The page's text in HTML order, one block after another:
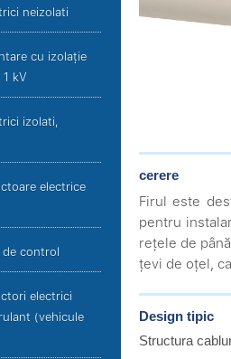
neizolati
cu izolație
1 kV
izolati,
electrice
de control
electrici
(vehicule
cerere
Firul este
pentru
rețele de
țevi de oțel,
Design tipic
Structura